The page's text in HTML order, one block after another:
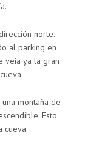
norte.
al parking en
veía ya la gran
montaña de
Esto
cueva.